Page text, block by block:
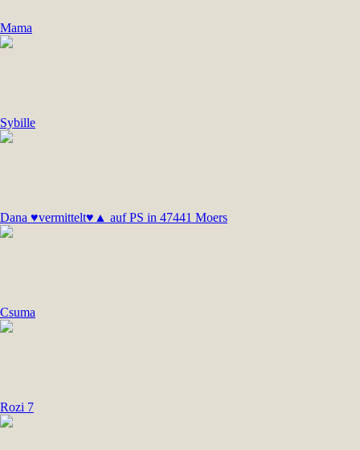
Mama
Sybille
Dana ♥vermittelt♥▲ auf PS in 47441 Moers
Csuma
Rozi 7